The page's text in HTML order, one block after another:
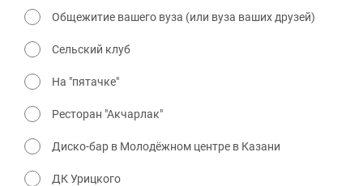
Общежитие вашего вуза (или вуза ваших друзей)
Сельский клуб
На "пятачке"
Ресторан "Акчарлак"
Диско-бар в Молодёжном центре в Казани
ДК Урицкого